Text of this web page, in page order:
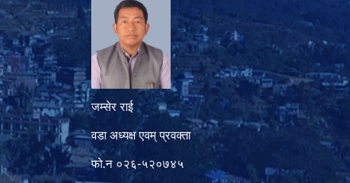
जम्सेर राई
वडा अध्यक्ष एवम् प्रवक्ता
फो.न ०२६-५२०७४५